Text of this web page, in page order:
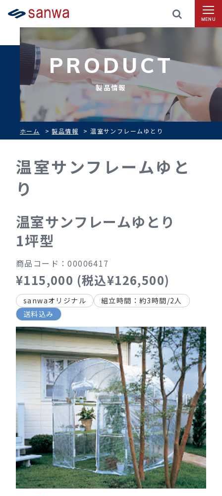
MENU
PRODUCT
製品情報
ホーム >製品情報 >温室サンフレームゆとり
温室サンフレームゆと
り
温室サンフレームゆとり
1坪型
商品コード：00006417
¥115,000 (税込¥126,500)
sanwaオリジナル
組立時間：約3時間/2人
送料込み